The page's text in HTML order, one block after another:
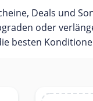
Deals und
oder
besten